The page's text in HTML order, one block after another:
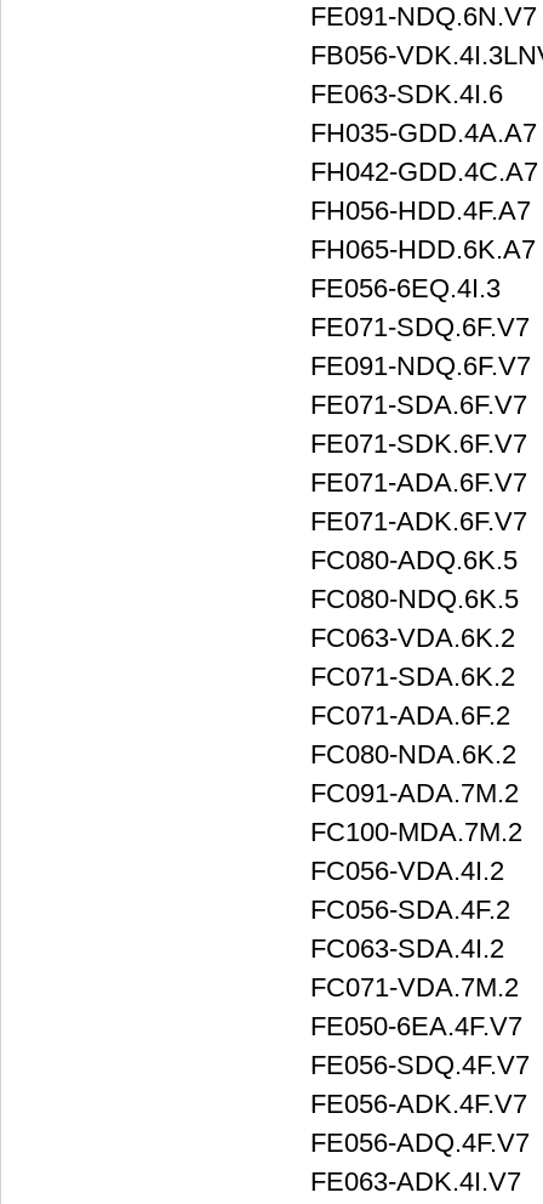
FE091-NDQ.6N.V7
FB056-
FE063-SDK.4I.6
FH035-GDD.4A.A7
FH042-GDD.4C.A7
FH056-HDD.4F.A7
FH065-HDD.6K.A7
FE056-6EQ.4I.3
FE071-SDQ.6F.V7
FE091-NDQ.6F.V7
FE071-SDA.6F.V7
FE071-SDK.6F.V7
FE071-ADA.6F.V7
FE071-ADK.6F.V7
FC080-ADQ.6K.5
FC080-NDQ.6K.5
FC063-VDA.6K.2
FC071-SDA.6K.2
FC071-ADA.6F.2
FC080-NDA.6K.2
FC091-ADA.7M.2
FC100-MDA.7M.2
FC056-VDA.4I.2
FC056-SDA.4F.2
FC063-SDA.4I.2
FC071-VDA.7M.2
FE050-6EA.4F.V7
FE056-SDQ.4F.V7
FE056-ADK.4F.V7
FE056-ADQ.4F.V7
FE063-ADK.4I.V7